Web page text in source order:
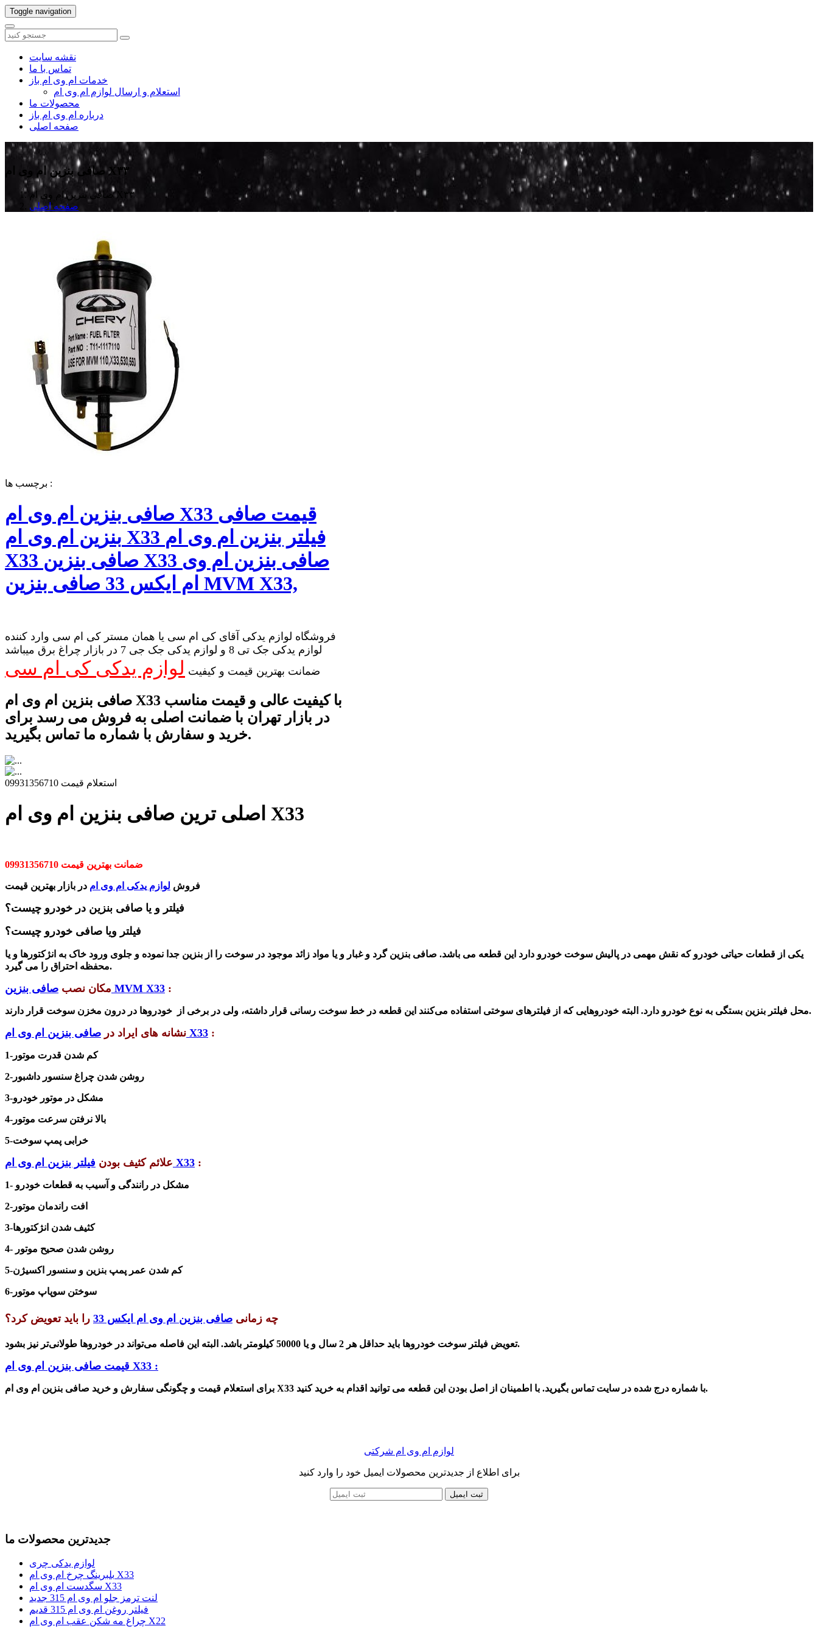
Toggle navigation
نقشه سایت
تماس با ما
خدمات ام وی ام باز
استعلام و ارسال لوازم ام وی ام
محصولات ما
درباره ام وی ام باز
صفحه اصلی
صافی بنزین ام وی ام X۳۳
صافی بنزین ام وی ام X۳۳
صفحه اصلی
برچسب ها :
صافی بنزین ام وی ام X33 قیمت صافی
بنزین ام وی ام X33 فیلتر بنزین ام وی ام
X33 صافی بنزین X33 صافی بنزین ام وی
ام ایکس 33 صافی بنزین MVM X33,
فروشگاه لوازم یدکی آقای کی ام سی یا همان مستر کی ام سی وارد کننده
لوازم یدکی جک تی 8 و لوازم یدکی جک جی 7 در بازار چراغ برق میباشد
ضمانت بهترین قیمت و کیفیت لوازم یدکی کی ام سی
صافی بنزین ام وی ام X33 با کیفیت عالی و قیمت مناسب
در بازار تهران با ضمانت اصلی به فروش می رسد برای
خرید و سفارش با شماره ما تماس بگیرید.
استعلام قیمت 09931356710
اصلی ترین صافی بنزین ام وی ام X33
ضمانت بهترین قیمت 09931356710
فروش لوازم یدکی ام وی ام در بازار بهترین قیمت
فیلتر و یا صافی بنزین در خودرو چیست؟
فیلتر ویا صافی خودرو چیست؟
یکی از قطعات حیاتی خودرو که نقش مهمی در پالیش سوخت خودرو دارد این قطعه می باشد. صافی بنزینگرد و غبار و یا مواد زائد موجود در سوخت را از بنزین جدا نموده و جلوی ورود خاک به انژکتورها و یا
محفظه احتراق را می گیرد.
مکان نصب صافی بنزین MVM X33 :
محل فیلتر بنزین بستگی به نوع خودرو دارد. البته خودروهایی که از فیلترهای سوختی استفاده می‌کنند این قطعه در خط سوخت رسانی قرار داشته، ولی در برخی از خودروها در درون مخزن سوخت قرار دارند.
نشانه های ایراد در صافی بنزین ام وی ام X33 :
1-کم شدن قدرت موتور
2-روشن شدن چراغ سنسور داشبور
3-مشکل در موتور خودرو
4-بالا نرفتن سرعت موتور
5-خرابی پمپ سوخت
علائم کثیف بودن فیلتر بنزین ام وی ام X33 :
1- مشکل در رانندگی و آسیب به قطعات خودرو
2-افت راندمان موتور
3-کثیف شدن انژکتورها
4- روشن شدن صحیح موتور
5-کم شدن عمر پمپ بنزین و سنسور اکسیژن
6-سوختن سوپاپ موتور
چه زمانی صافی بنزین ام وی ام ایکس 33 را باید تعویض کرد؟
تعویض فیلتر سوخت خودروها باید حداقل هر 2 سال و یا 50000 کیلومتر باشد. البته این فاصله می‌تواند در خودروها طولانی‌تر نیز بشود.
قیمت صافی بنزین ام وی ام X33 :
برای استعلام قیمت و چگونگی سفارش و خرید صافی بنزین ام وی ام X33 با شماره درج شده در سایت تماس بگیرید. با اطمینان از اصل بودن این قطعه می توانید اقدام به خرید کنید.
لوازم ام وی ام شرکتی
برای اطلاع از جدیدترین محصولات ایمیل خود را وارد کنید
ثبت ایمیل
جدیدترین محصولات ما
لوازم یدکی چری
بلبرینگ چرخ ام وی ام X33
سگدست ام وی ام X33
لنت ترمز جلو ام وی ام 315 جدید
فیلتر روغن ام وی ام 315 قدیم
چراغ مه شکن عقب ام وی ام X22